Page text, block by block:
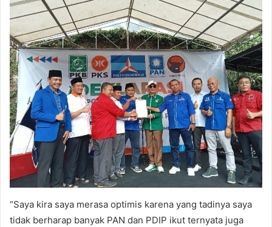
“Saya kira saya merasa optimis karena yang tadinya saya
tidak berharap banyak PAN dan PDIP ikut ternyata juga